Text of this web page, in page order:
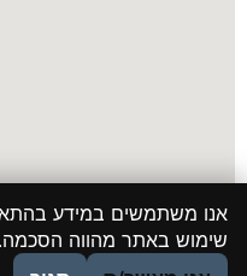
אנו משתמשים במידע
שימוש באתר מהווה